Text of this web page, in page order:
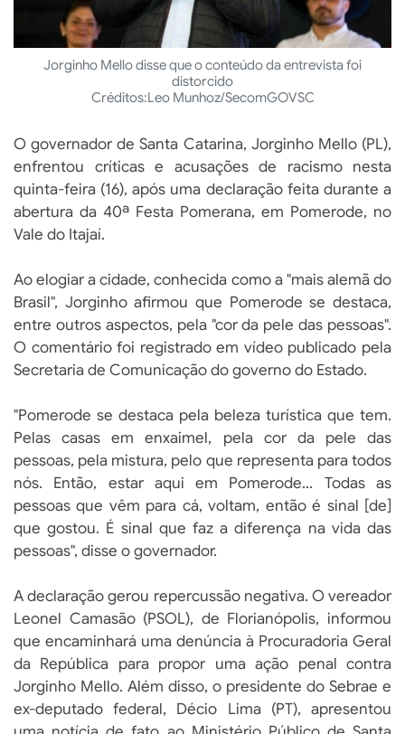
Jorginho Mello disse que o conteúdo da entrevista foi
distorcido
Créditos:Leo Munhoz/SecomGOVSC
O governador de Santa Catarina, Jorginho Mello (PL),
enfrentou críticas e acusações de racismo nesta
quinta-feira (16), após uma declaração feita durante a
abertura da 40ª Festa Pomerana, em Pomerode, no
Vale do Itajaí.
Ao elogiar a cidade, conhecida como a "mais alemã do
Brasil", Jorginho afirmou que Pomerode se destaca,
entre outros aspectos, pela "cor da pele das pessoas".
O comentário foi registrado em vídeo publicado pela
Secretaria de Comunicação do governo do Estado.
"Pomerode se destaca pela beleza turística que tem.
Pelas casas em enxaimel, pela cor da pele das
pessoas, pela mistura, pelo que representa para todos
nós. Então, estar aqui em Pomerode... Todas as
pessoas que vêm para cá, voltam, então é sinal [de]
que gostou. É sinal que faz a diferença na vida das
pessoas", disse o governador.
A declaração gerou repercussão negativa. O vereador
Leonel Camasão (PSOL), de Florianópolis, informou
que encaminhará uma denúncia à Procuradoria Geral
da República para propor uma ação penal contra
Jorginho Mello. Além disso, o presidente do Sebrae e
ex-deputado federal, Décio Lima (PT), apresentou